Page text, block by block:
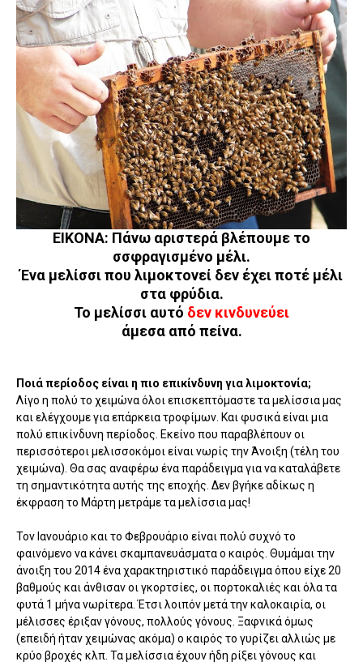
ΕΙΚΟΝΑ: Πάνω αριστερά βλέπουμε το
σσφραγισμένο μέλι.
Ένα μελίσσι που λιμοκτονεί δεν έχει ποτέ μέλι
στα φρύδια.
Το μελίσσι αυτό δεν κινδυνεύει
άμεσα από πείνα.
Ποιά περίοδος είναι η πιο επικίνδυνη για λιμοκτονία;
Λίγο η πολύ το χειμώνα όλοι επισκεπτόμαστε τα μελίσσια μας
και ελέγχουμε για επάρκεια τροφίμων. Και φυσικά είναι μια
πολύ επικίνδυνη περίοδος. Εκείνο που παραβλέπουν οι
περισσότεροι μελισσοκόμοι είναι νωρίς την Άνοιξη (τέλη του
χειμώνα). Θα σας αναφέρω ένα παράδειγμα για να καταλάβετε
τη σημαντικότητα αυτής της εποχής. Δεν βγήκε αδίκως η
έκφραση το Μάρτη μετράμε τα μελίσσια μας!
Τον Ιανουάριο και το Φεβρουάριο είναι πολύ συχνό το
φαινόμενο να κάνει σκαμπανευάσματα ο καιρός. Θυμάμαι την
άνοιξη του 2014 ένα χαρακτηριστικό παράδειγμα όπου είχε 20
βαθμούς και άνθισαν οι γκορτσίες, οι πορτοκαλιές και όλα τα
φυτά 1 μήνα νωρίτερα. Έτσι λοιπόν μετά την καλοκαιρία, οι
μέλισσες έριξαν γόνους, πολλούς γόνους. Ξαφνικά όμως
(επειδή ήταν χειμώνας ακόμα) ο καιρός το γυρίζει αλλιώς με
κρύο βροχές κλπ. Τα μελίσσια έχουν ήδη ρίξει γόνους και